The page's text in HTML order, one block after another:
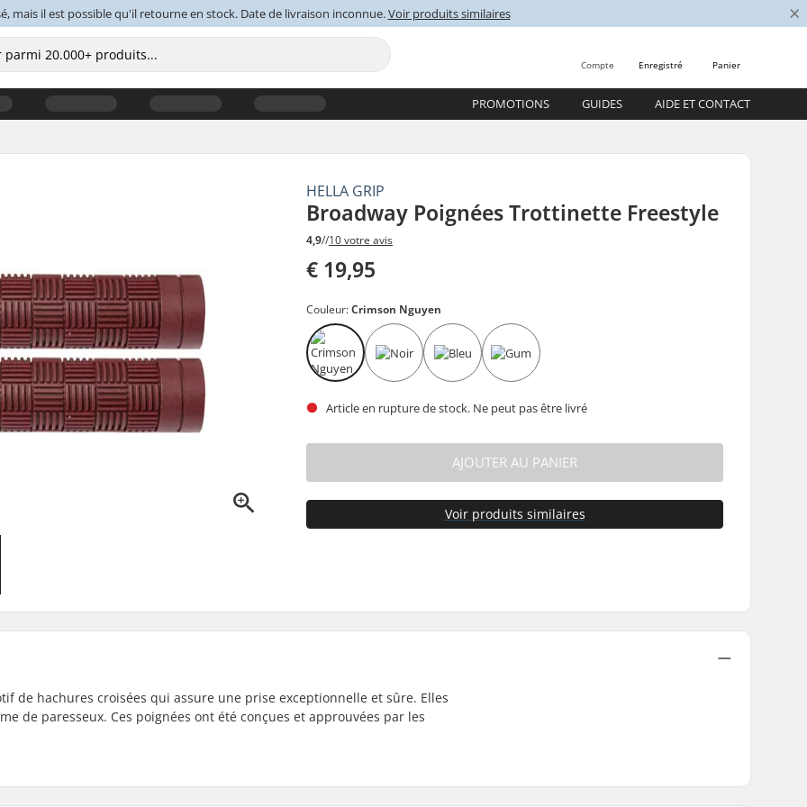
mais il est possible qu'il retourne en stock. Date de livraison inconnue.Voir produits similaires ×
Panier
Enregistré
Compte
PROMOTIONS GUIDES AIDE ET CONTACT
HELLA GRIP
Broadway Poignées Trottinette Freestyle
4,9//10 votre avis
€ 19,95
Couleur:Crimson Nguyen
Article en rupture de stock. Ne peut pas être livré
AJOUTER AU PANIER
Voir produits similaires
de hachures croisées qui assure une prise exceptionnelle et sûre. Elles
de paresseux. Ces poignées ont été conçues et approuvées par les